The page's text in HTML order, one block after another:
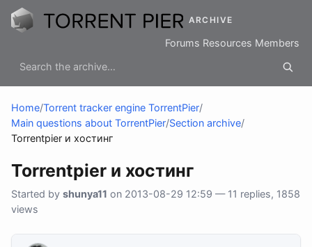
ARCHIVE
Forums Resources Members
Home/Torrent tracker engine TorrentPier/
Main questions about TorrentPier/Section archive/
Torrentpier и хостинг
Torrentpier и хостинг
Started by shunya11 on 2013-08-29 12:59 — 11 replies, 1858
views